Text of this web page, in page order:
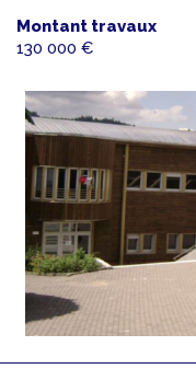
Montant travaux
130 000 €